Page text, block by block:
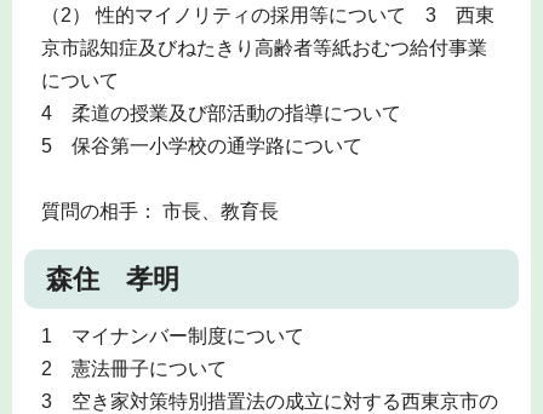
（2） 性的マイノリティの採用等について 3 西東
京市認知症及びねたきり高齢者等紙おむつ給付事業
について
4 柔道の授業及び部活動の指導について
5 保谷第一小学校の通学路について
質問の相手： 市長、教育長
森住 孝明
1 マイナンバー制度について
2 憲法冊子について
3 空き家対策特別措置法の成立に対する西東京市の